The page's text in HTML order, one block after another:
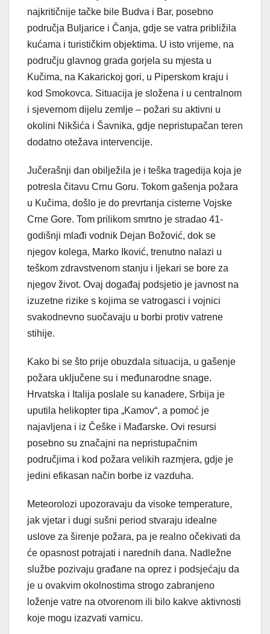
najkritičnije tačke bile Budva i Bar, posebno
područja Buljarice i Čanja, gdje se vatra približila
kućama i turističkim objektima. U isto vrijeme, na
području glavnog grada gorjela su mjesta u
Kučima, na Kakarickoj gori, u Piperskom kraju i
kod Smokovca. Situacija je složena i u centralnom
i sjevernom dijelu zemlje – požari su aktivni u
okolini Nikšića i Šavnika, gdje nepristupačan teren
dodatno otežava intervencije.
Jučerašnji dan obilježila je i teška tragedija koja je
potresla čitavu Crnu Goru. Tokom gašenja požara
u Kučima, došlo je do prevrtanja cisterne Vojske
Crne Gore. Tom prilikom smrtno je stradao 41-
godišnji mlađi vodnik Dejan Božović, dok se
njegov kolega, Marko Iković, trenutno nalazi u
teškom zdravstvenom stanju i ljekari se bore za
njegov život. Ovaj događaj podsjetio je javnost na
izuzetne rizike s kojima se vatrogasci i vojnici
svakodnevno suočavaju u borbi protiv vatrene
stihije.
Kako bi se što prije obuzdala situacija, u gašenje
požara uključene su i međunarodne snage.
Hrvatska i Italija poslale su kanadere, Srbija je
uputila helikopter tipa „Kamov“, a pomoć je
najavljena i iz Češke i Mađarske. Ovi resursi
posebno su značajni na nepristupačnim
područjima i kod požara velikih razmjera, gdje je
jedini efikasan način borbe iz vazduha.
Meteorolozi upozoravaju da visoke temperature,
jak vjetar i dugi sušni period stvaraju idealne
uslove za širenje požara, pa je realno očekivati da
će opasnost potrajati i narednih dana. Nadležne
službe pozivaju građane na oprez i podsjećaju da
je u ovakvim okolnostima strogo zabranjeno
loženje vatre na otvorenom ili bilo kakve aktivnosti
koje mogu izazvati varnicu.